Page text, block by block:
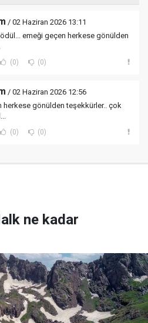
/ 02 Haziran 2026 13:11
emeği geçen herkese gönülden
(0) (0)
/ 02 Haziran 2026 12:56
herkese gönülden teşekkürler.. çok
(0) (0)
ne kadar